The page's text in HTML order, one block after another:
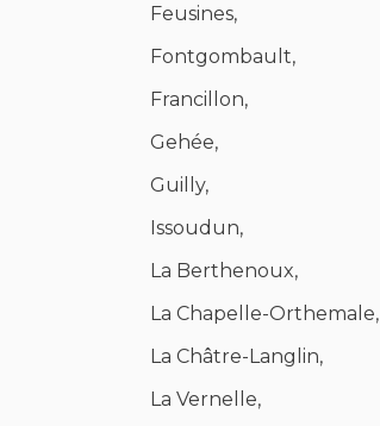
Feusines,
Fontgombault,
Francillon,
Gehée,
Guilly,
Issoudun,
La Berthenoux,
La Chapelle-Orthemale,
La Châtre-Langlin,
La Vernelle,